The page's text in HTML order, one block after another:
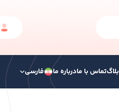
بلاگتماس با مادرباره ما فارسی